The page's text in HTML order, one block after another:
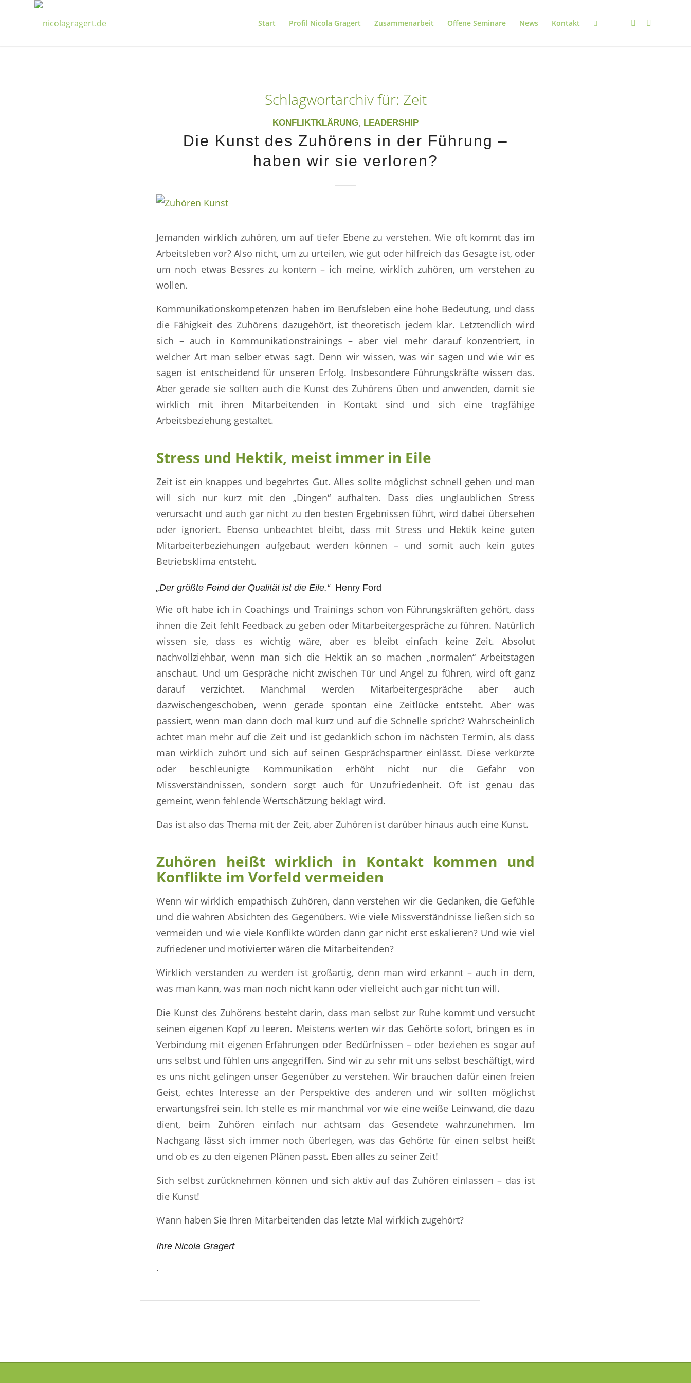
Start Profil Nicola Gragert Zusammenarbeit Offene Seminare News Kontakt
Schlagwortarchiv für: Zeit
KONFLIKTKLÄRUNG, LEADERSHIP
Die Kunst des Zuhörens in der Führung –
haben wir sie verloren?
Jemanden wirklich zuhören, um auf tiefer Ebene zu verstehen. Wie oft kommt das im
Arbeitsleben vor? Also nicht, um zu urteilen, wie gut oder hilfreich das Gesagte ist, oder
um noch etwas Bessres zu kontern – ich meine, wirklich zuhören, um verstehen zu
wollen.
Kommunikationskompetenzen haben im Berufsleben eine hohe Bedeutung, und dass
die Fähigkeit des Zuhörens dazugehört, ist theoretisch jedem klar. Letztendlich wird
sich – auch in Kommunikationstrainings – aber viel mehr darauf konzentriert, in
welcher Art man selber etwas sagt. Denn wir wissen, was wir sagen und wie wir es
sagen ist entscheidend für unseren Erfolg. Insbesondere Führungskräfte wissen das.
Aber gerade sie sollten auch die Kunst des Zuhörens üben und anwenden, damit sie
wirklich mit ihren Mitarbeitenden in Kontakt sind und sich eine tragfähige
Arbeitsbeziehung gestaltet.
Stress und Hektik, meist immer in Eile
Zeit ist ein knappes und begehrtes Gut. Alles sollte möglichst schnell gehen und man
will sich nur kurz mit den „Dingen“ aufhalten. Dass dies unglaublichen Stress
verursacht und auch gar nicht zu den besten Ergebnissen führt, wird dabei übersehen
oder ignoriert. Ebenso unbeachtet bleibt, dass mit Stress und Hektik keine guten
Mitarbeiterbeziehungen aufgebaut werden können – und somit auch kein gutes
Betriebsklima entsteht.
„Der größte Feind der Qualität ist die Eile.“Henry Ford
Wie oft habe ich in Coachings und Trainings schon von Führungskräften gehört, dass
ihnen die Zeit fehlt Feedback zu geben oder Mitarbeitergespräche zu führen. Natürlich
wissen sie, dass es wichtig wäre, aber es bleibt einfach keine Zeit. Absolut
nachvollziehbar, wenn man sich die Hektik an so machen „normalen“ Arbeitstagen
anschaut. Und um Gespräche nicht zwischen Tür und Angel zu führen, wird oft ganz
darauf verzichtet. Manchmal werden Mitarbeitergespräche aber auch
dazwischengeschoben, wenn gerade spontan eine Zeitlücke entsteht. Aber was
passiert, wenn man dann doch mal kurz und auf die Schnelle spricht? Wahrscheinlich
achtet man mehr auf die Zeit und ist gedanklich schon im nächsten Termin, als dass
man wirklich zuhört und sich auf seinen Gesprächspartner einlässt. Diese verkürzte
oder beschleunigte Kommunikation erhöht nicht nur die Gefahr von
Missverständnissen, sondern sorgt auch für Unzufriedenheit. Oft ist genau das
gemeint, wenn fehlende Wertschätzung beklagt wird.
Das ist also das Thema mit der Zeit, aber Zuhören ist darüber hinaus auch eine Kunst.
Zuhören heißt wirklich in Kontakt kommen und
Konflikte im Vorfeld vermeiden
Wenn wir wirklich empathisch Zuhören, dann verstehen wir die Gedanken, die Gefühle
und die wahren Absichten des Gegenübers. Wie viele Missverständnisse ließen sich so
vermeiden und wie viele Konflikte würden dann gar nicht erst eskalieren? Und wie viel
zufriedener und motivierter wären die Mitarbeitenden?
Wirklich verstanden zu werden ist großartig, denn man wird erkannt – auch in dem,
was man kann, was man noch nicht kann oder vielleicht auch gar nicht tun will.
Die Kunst des Zuhörens besteht darin, dass man selbst zur Ruhe kommt und versucht
seinen eigenen Kopf zu leeren. Meistens werten wir das Gehörte sofort, bringen es in
Verbindung mit eigenen Erfahrungen oder Bedürfnissen – oder beziehen es sogar auf
uns selbst und fühlen uns angegriffen. Sind wir zu sehr mit uns selbst beschäftigt, wird
es uns nicht gelingen unser Gegenüber zu verstehen. Wir brauchen dafür einen freien
Geist, echtes Interesse an der Perspektive des anderen und wir sollten möglichst
erwartungsfrei sein. Ich stelle es mir manchmal vor wie eine weiße Leinwand, die dazu
dient, beim Zuhören einfach nur achtsam das Gesendete wahrzunehmen. Im
Nachgang lässt sich immer noch überlegen, was das Gehörte für einen selbst heißt
und ob es zu den eigenen Plänen passt. Eben alles zu seiner Zeit!
Sich selbst zurücknehmen können und sich aktiv auf das Zuhören einlassen – das ist
die Kunst!
Wann haben Sie Ihren Mitarbeitenden das letzte Mal wirklich zugehört?
Ihre Nicola Gragert
.